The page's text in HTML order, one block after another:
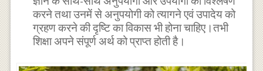
करने तथा उनमें से अनुपयोगी को त्यागने एवं उपादेय को
ग्रहण करने की दृष्टि का विकास भी होना चाहिए।तभी
शिक्षा अपने संपूर्ण अर्थ को प्राप्त होती है।